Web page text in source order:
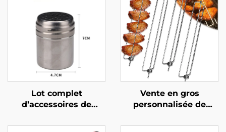
Lot complet
d’accessoires de
charbon,
Vente en gros
personnalisée de
latéraux pour